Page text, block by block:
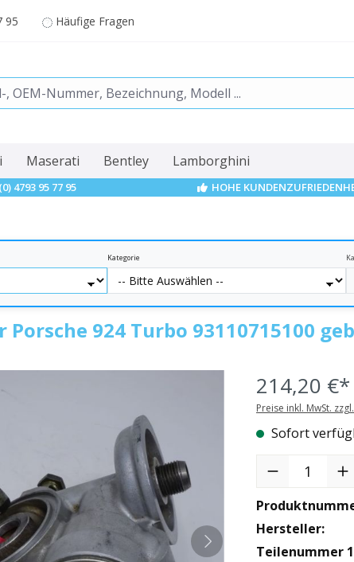
95 Häufige Fragen
Maserati Bentley Lamborghini
4793 95 77 95 HOHE
Kategorie
924 Turbo 93110715100
214,20 €*
Preise inkl. MwSt.
Sofort
Produkt Anzahl:
Hersteller:
Teilenummer